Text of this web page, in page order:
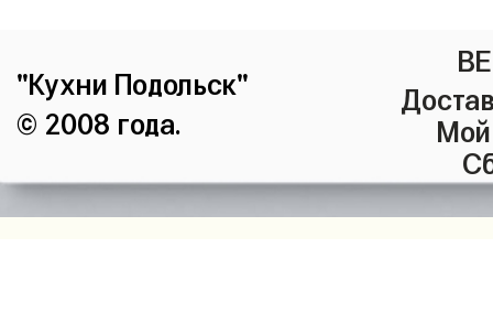
"Кухни Подольск"
© 2008 года.